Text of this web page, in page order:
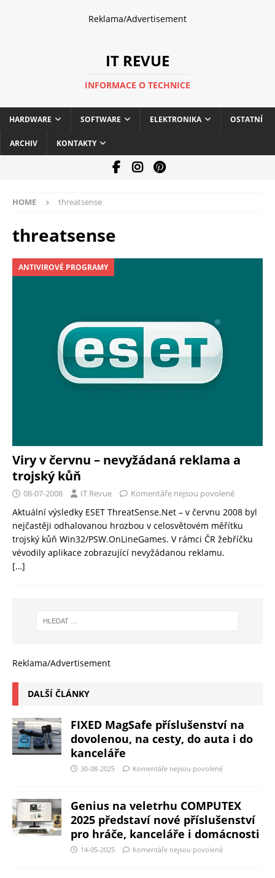
Reklama/Advertisement
IT REVUE
INFORMACE O TECHNICE
HARDWARE SOFTWARE ELEKTRONIKA OSTATNÍ
ARCHIV KONTAKTY
HOME threatsense
threatsense
ANTIVIROVÉ PROGRAMY
Viry v červnu – nevyžádaná reklama a
trojský kůň
08-07-2008 IT Revue Komentáře nejsou povolené
Aktuální výsledky ESET ThreatSense.Net – v červnu 2008 byl
nejčastěji odhalovanou hrozbou v celosvětovém měřítku
trojský kůň Win32/PSW.OnLineGames. V rámci ČR žebříčku
vévodily aplikace zobrazující nevyžádanou reklamu.
[…]
Reklama/Advertisement
DALŠÍ ČLÁNKY
FIXED MagSafe příslušenství na
dovolenou, na cesty, do auta i do
kanceláře
30-08-2025 Komentáře nejsou povolené
Genius na veletrhu COMPUTEX
2025 představí nové příslušenství
pro hráče, kanceláře i domácnosti
14-05-2025 Komentáře nejsou povolené